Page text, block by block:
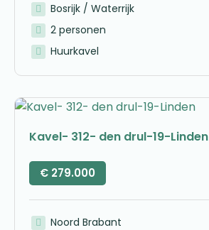
Bosrijk / Waterrijk
2 personen
Huurkavel
Kavel- 312- den drul-19-Linden
€ 279.000
Noord Brabant